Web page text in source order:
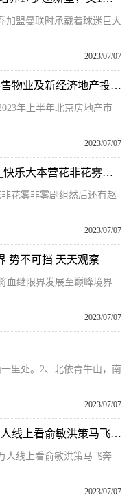
加盟曼联时承载着球迷巨大
2023/07/07
新兴区域成北京写字楼去化主力 零售物业及新经济地产投资升温
年上半年北京房地产市
2023/07/07
快乐大本营花非花雾非雾在哪一期_快乐大本营花非花雾非雾剧组 天天视点
花雾非雾剧组然后还有赵
2023/07/07
势不可挡 天天观察
血继限界发展至巅峰境界
2023/07/07
里处。2、北依青牛山，南
2023/07/07
俞敏洪其他直播间设备出问题 八万人线上看俞敏洪策马飞奔 基本情况讲解
人线上看俞敏洪策马飞奔
2023/07/07